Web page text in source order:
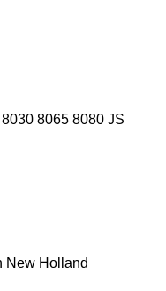
8030 8065 8080 JS
New Holland